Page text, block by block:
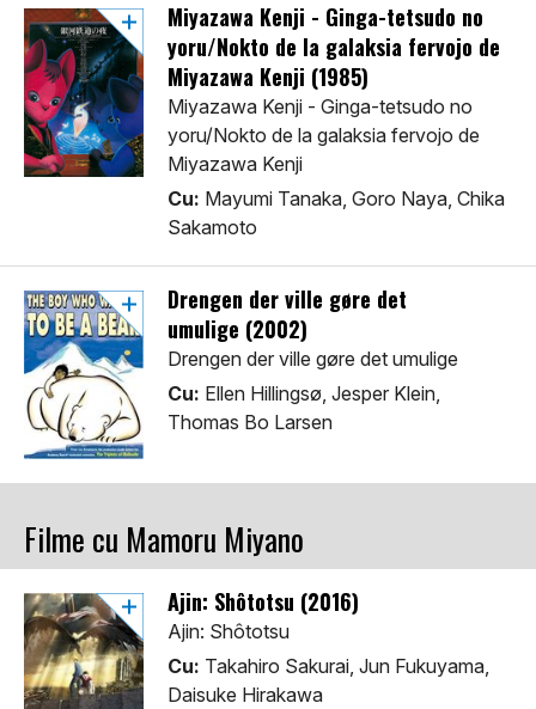
Miyazawa Kenji - Ginga-tetsudo no
yoru/Nokto de la galaksia fervojo de
Miyazawa Kenji (1985)
Miyazawa Kenji - Ginga-tetsudo no
yoru/Nokto de la galaksia fervojo de
Miyazawa Kenji
Cu: Mayumi Tanaka, Goro Naya, Chika
Sakamoto
Drengen der ville gøre det
umulige (2002)
Drengen der ville gøre det umulige
Cu: Ellen Hillingsø, Jesper Klein,
Thomas Bo Larsen
Filme cu Mamoru Miyano
Ajin: Shôtotsu (2016)
Ajin: Shôtotsu
Cu: Takahiro Sakurai, Jun Fukuyama,
Daisuke Hirakawa